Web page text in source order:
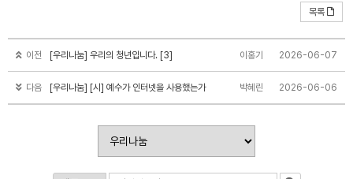
목록
2026-06-07
이홍기
이전 [우리나눔] 우리의 청년입니다. [3]
2026-06-06
박혜린
다음 [우리나눔] [시] 예수가 인터넷을 사용했는가